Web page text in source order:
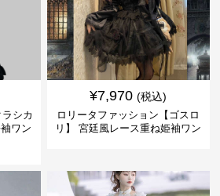
シカ
ワン
¥7,970 (税込)
ロリータファッション【ゴスロ
リ】 宮廷風レース重ね姫袖ワン